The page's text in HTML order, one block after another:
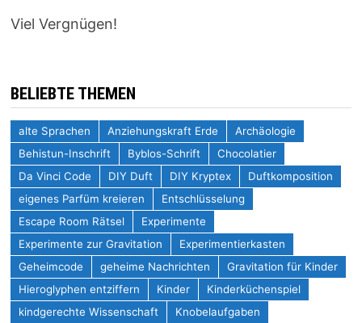
Viel Vergnügen!
BELIEBTE THEMEN
alte Sprachen Anziehungskraft Erde
Archäologie
Behistun-Inschrift
Byblos-Schrift
Chocolatier
Da Vinci Code
DIY Duft DIY Kryptex
Duftkomposition
eigenes Parfüm kreieren
Entschlüsselung
Escape Room Rätsel
Experimente
Experimente zur Gravitation
Experimentierkasten
Geheimcode
geheime Nachrichten
Gravitation für Kinder
Hieroglyphen entziffern
Kinder
Kinderküchenspiel
kindgerechte Wissenschaft
Knobelaufgaben